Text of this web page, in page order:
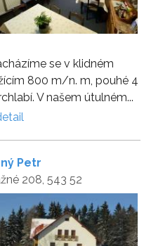
se v klidném
800 m/n. m, pouhé 4
V našem útulném...
Petr
208, 543 52